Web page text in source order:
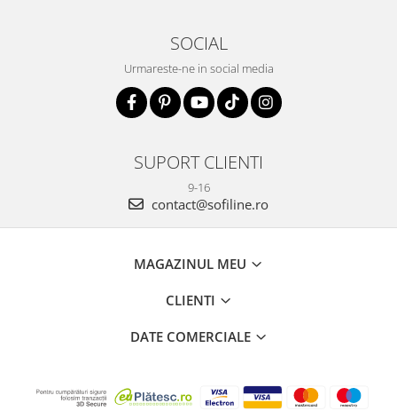
SOCIAL
Urmareste-ne in social media
SUPORT CLIENTI
9-16
contact@sofiline.ro
MAGAZINUL MEU
CLIENTI
DATE COMERCIALE